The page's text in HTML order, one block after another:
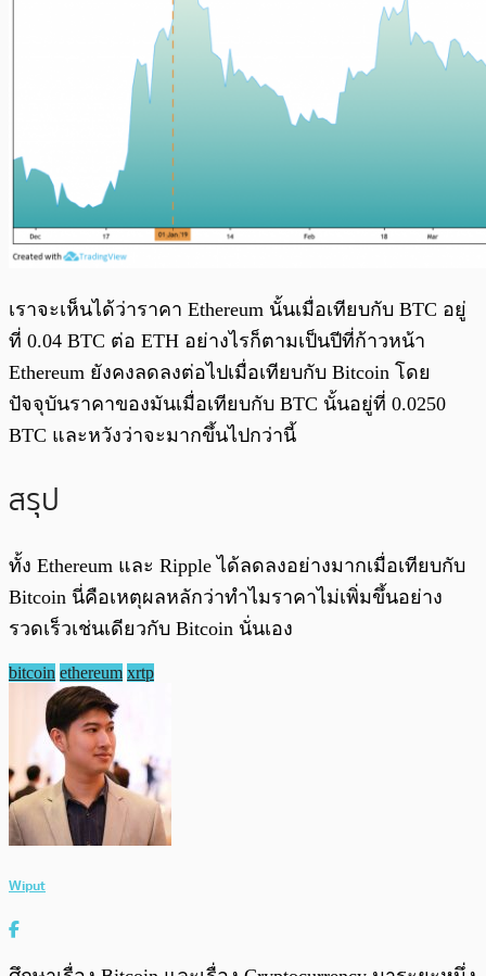
เราจะเห็นได้ว่าราคา Ethereum นั้นเมื่อเทียบกับ BTC อยู่
ที่ 0.04 BTC ต่อ ETH อย่างไรก็ตามเป็นปีที่ก้าวหน้า
Ethereum ยังคงลดลงต่อไปเมื่อเทียบกับ Bitcoin โดย
ปัจจุบันราคาของมันเมื่อเทียบกับ BTC นั้นอยู่ที่ 0.0250
BTC และหวังว่าจะมากขึ้นไปกว่านี้
สรุป
ทั้ง Ethereum และ Ripple ได้ลดลงอย่างมากเมื่อเทียบกับ
Bitcoin นี่คือเหตุผลหลักว่าทำไมราคาไม่เพิ่มขึ้นอย่าง
รวดเร็วเช่นเดียวกับ Bitcoin นั่นเอง
bitcoin ethereum xrtp
Wiput